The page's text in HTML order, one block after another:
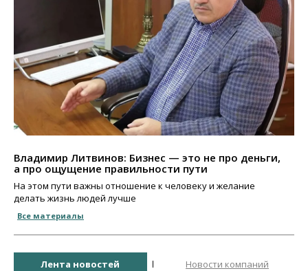
Владимир Литвинов: Бизнес — это не про деньги,
а про ощущение правильности пути
На этом пути важны отношение к человеку и желание
делать жизнь людей лучше
Все материалы
Лента новостей Новости компаний